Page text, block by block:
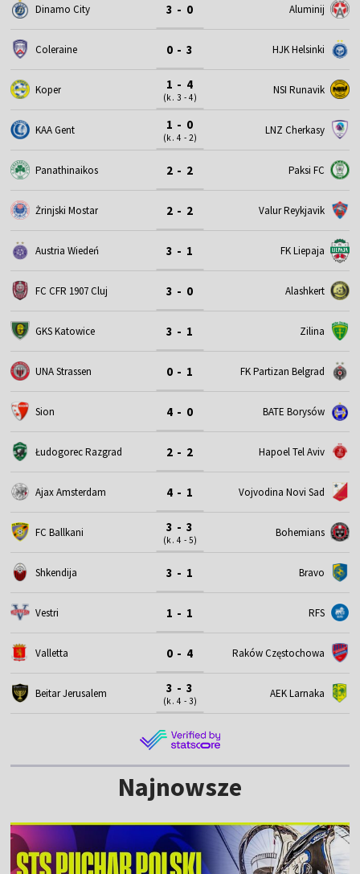
Dinamo City 3 - 0 Aluminij
Coleraine 0 - 3 HJK Helsinki
Koper 1 - 4
(k. 3 - 4)
NSI Runavik
KAA Gent 1 - 0
(k. 4 - 2)
LNZ Cherkasy
Panathinaikos 2 - 2 Paksi FC
Żrinjski Mostar 2 - 2 Valur Reykjavik
Austria Wiedeń 3 - 1 FK Liepaja
FC CFR 1907 Cluj 3 - 0 Alashkert
GKS Katowice 3 - 1 Zilina
UNA Strassen 0 - 1 FK Partizan Belgrad
Sion 4 - 0 BATE Borysów
Łudogorec Razgrad 2 - 2 Hapoel Tel Aviv
Ajax Amsterdam 4 - 1 Vojvodina Novi Sad
FC Ballkani 3 - 3
(k. 4 - 5)
Bohemians
Shkendija 3 - 1 Bravo
Vestri 1 - 1 RFS
Valletta 0 - 4 Raków Częstochowa
Beitar Jerusalem 3 - 3
(k. 4 - 3)
AEK Larnaka
Najnowsze